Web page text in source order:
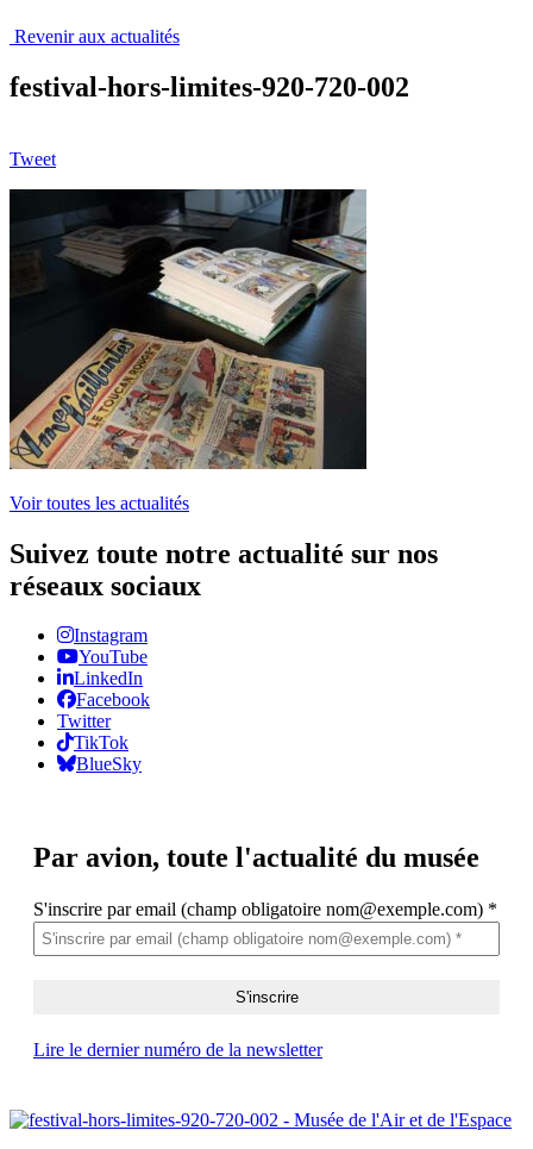
Revenir aux actualités
festival-hors-limites-920-720-002
Tweet
Voir toutes les actualités
Suivez toute notre actualité sur nos
réseaux sociaux
Instagram
YouTube
LinkedIn
Facebook
Twitter
TikTok
BlueSky
Par avion, toute l'actualité du musée
S'inscrire par email (champ obligatoire nom@exemple.com) *
Lire le dernier numéro de la newsletter